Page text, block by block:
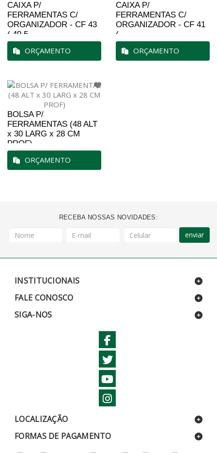
CAIXA P/
FERRAMENTAS C/
ORGANIZADOR - CF 43
( 49,5...
ORÇAMENTO
CAIXA P/
FERRAMENTAS C/
ORGANIZADOR - CF 41
(...
ORÇAMENTO
BOLSA P/
FERRAMENTAS (48 ALT
x 30 LARG x 28 CM
PROF)
ORÇAMENTO
RECEBA NOSSAS NOVIDADES:
enviar
INSTITUCIONAIS
FALE CONOSCO
SIGA-NOS
LOCALIZAÇÃO
FORMAS DE PAGAMENTO